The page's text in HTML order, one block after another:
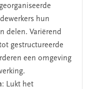
hun
delen. Variërend
gestructureerde
een omgeving
: Lukt het